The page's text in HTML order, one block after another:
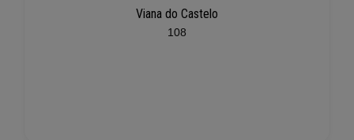
Viana do Castelo
108